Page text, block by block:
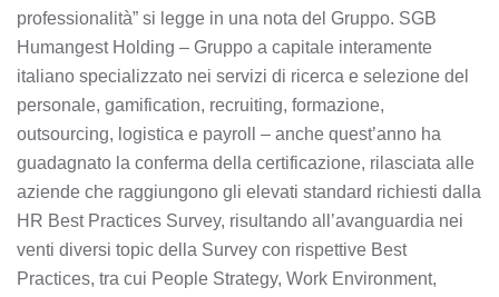
professionalità” si legge in una nota del Gruppo. SGB
Humangest Holding – Gruppo a capitale interamente
italiano specializzato nei servizi di ricerca e selezione del
personale, gamification, recruiting, formazione,
outsourcing, logistica e payroll – anche quest’anno ha
guadagnato la conferma della certificazione, rilasciata alle
aziende che raggiungono gli elevati standard richiesti dalla
HR Best Practices Survey, risultando all’avanguardia nei
venti diversi topic della Survey con rispettive Best
Practices, tra cui People Strategy, Work Environment,